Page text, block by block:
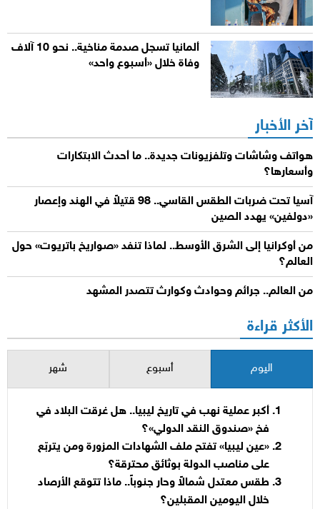
ألمانيا تسجل صدمة مناخية.. نحو 10 آلاف
وفاة خلال «أسبوع واحد»
آخر الأخبار
هواتف وشاشات وتلفزيونات جديدة.. ما أحدث الابتكارات
وأسعارها؟
آسيا تحت ضربات الطقس القاسي.. 98 قتيلاً في الهند وإعصار
«دولفين» يهدد الصين
من أوكرانيا إلى الشرق الأوسط.. لماذا تنفد «صواريخ باتريوت» حول
العالم؟
من العالم.. جرائم وحوادث وكوارث تتصدر المشهد
الأكثر قراءة
اليوم أسبوع شهر
أكبر عملية نهب في تاريخ ليبيا.. هل غرقت البلاد في
فخ «صندوق النقد الدولي»؟
«عين ليبيا» تفتح ملف الشهادات المزورة ومن يتربّع
على مناصب الدولة بوثائق محترقة؟
طقس معتدل شمالاً وحار جنوباً.. ماذا تتوقع الأرصاد
خلال اليومين المقبلين؟